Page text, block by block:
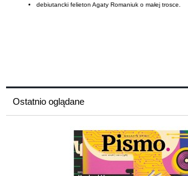
debiutancki felieton Agaty Romaniuk o małej trosce.
Ostatnio oglądane